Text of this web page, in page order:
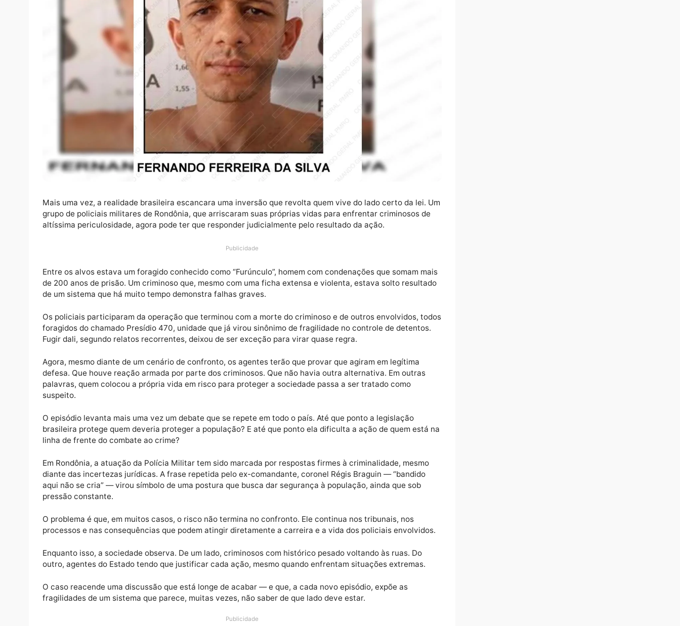
grupo de policiais militares de Rondônia, que arriscaram suas próprias vidas para enfrentar criminosos de
altíssima periculosidade, agora pode ter que responder judicialmente pelo resultado da ação.
Entre os alvos estava um foragido conhecido como “Furúnculo”, homem com condenações que somam mais
de 200 anos de prisão. Um criminoso que, mesmo com uma ficha extensa e violenta, estava solto resultado
de um sistema que há muito tempo demonstra falhas graves.
Os policiais participaram da operação que terminou com a morte do criminoso e de outros envolvidos, todos
foragidos do chamado Presídio 470, unidade que já virou sinônimo de fragilidade no controle de detentos.
Agora, mesmo diante de um cenário de confronto, os agentes terão que provar que agiram em legítima
defesa. Que houve reação armada por parte dos criminosos. Que não havia outra alternativa. Em outras
palavras, quem colocou a própria vida em risco para proteger a sociedade passa a ser tratado como
suspeito.
O episódio levanta mais uma vez um debate que se repete em todo o país. Até que ponto a legislação
linha de frente do combate ao crime?
diante das incertezas jurídicas. A frase repetida pelo ex-comandante, coronel Régis Braguin — “bandido
aqui não se cria” — virou símbolo de uma postura que busca dar segurança à população, ainda que sob
pressão constante.
processos e nas consequências que podem atingir diretamente a carreira e a vida dos policiais envolvidos.